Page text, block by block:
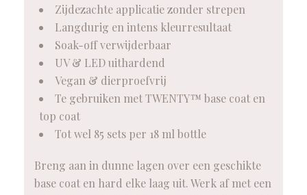
Zijdezachte applicatie zonder strepen
Langdurig en intens kleurresultaat
Soak-off verwijderbaar
UV & LED uithardend
Vegan & dierproefvrij
Te gebruiken met TWENTY™ base coat en
top coat
Tot wel 85 sets per 18 ml bottle
Breng aan in dunne lagen over een geschikte
base coat en hard elke laag uit. Werk af met een